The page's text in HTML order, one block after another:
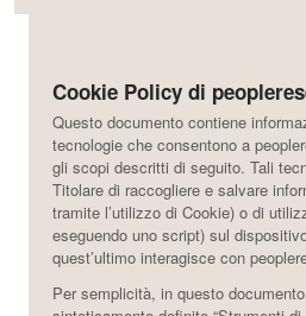
Cookie Policy di
Questo documento contiene
tecnologie che consentono a
gli scopi descritti di seguito. Tali
Titolare di raccogliere e salvare
tramite l’utilizzo di Cookie) o di
eseguendo uno script) sul
quest’ultimo interagisce con
Per semplicità, in questo